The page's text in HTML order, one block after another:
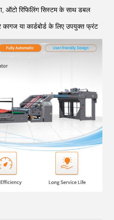
ऑटो रिफिलिंग सिस्टम के साथ डबल
या कार्डबोर्ड के लिए उपयुक्त फ्रंट